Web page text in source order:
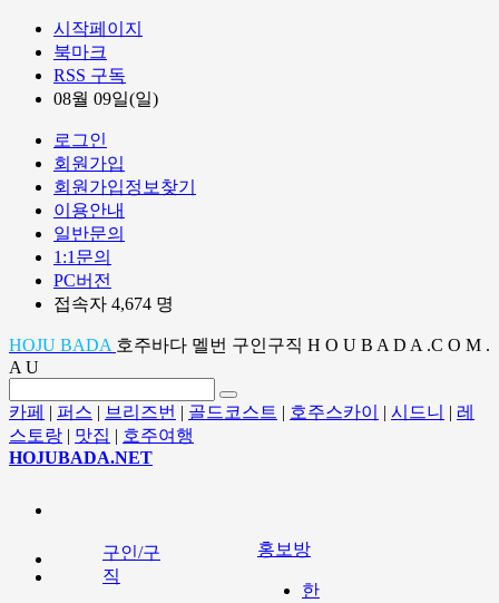
시작페이지
북마크
RSS 구독
08월 09일(일)
로그인
회원가입
회원가입정보찾기
이용안내
일반문의
1:1문의
PC버전
접속자 4,674 명
HOJU BADA 호주바다 멜번 구인구직 H O U B A D A .C O M .
A U
카페 | 퍼스 | 브리즈번 | 골드코스트 | 호주스카이 | 시드니 | 레
스토랑 | 맛집 | 호주여행
HOJUBADA.NET
구인/구
직
홍보방
한